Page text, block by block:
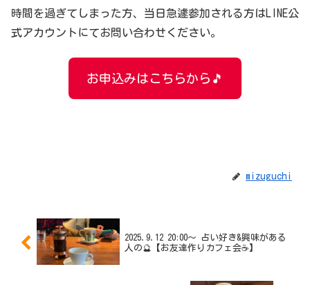
時間を過ぎてしまった方、当日急遽参加される方はLINE公
式アカウントにてお問い合わせください。
お申込みはこちらから🎵
mizuguchi
2025.9.12 20:00〜 占い好き&興味がある
人の🔮【お友達作りカフェ会☕️】